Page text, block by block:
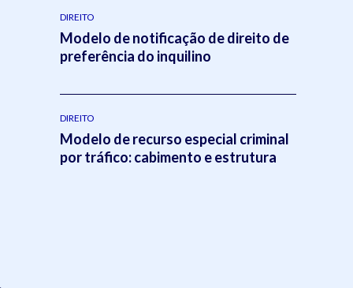
DIREITO
Modelo de notificação de direito de
preferência do inquilino
DIREITO
Modelo de recurso especial criminal
por tráfico: cabimento e estrutura